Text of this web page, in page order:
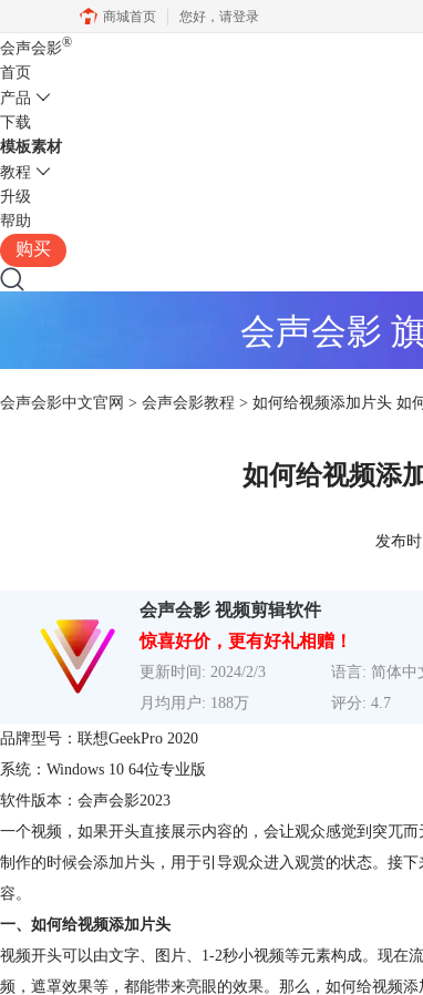
商城首页 您好， 请登录
会声会影®
首页
产品
下载
模板素材
教程
升级
帮助
购买
会声会影
会声会影中文官网 > 会声会影教程 > 如何给视频添加片头 如
如何给视频添
发布
会声会影 视频剪辑软件
惊喜好价，更有好礼相赠！
更新时间: 2024/2/3 语言: 简体中
月均用户: 188万
评分: 4.7
品牌型号：联想GeekPro 2020
系统：Windows 10 64位专业版
软件版本：会声会影2023
一个视频，如果开头直接展示内容的，会让观众感觉到突兀
制作的时候会添加片头，用于引导观众进入观赏的状态。接
容。
一、如何给视频添加片头
视频开头可以由文字、图片、1-2秒小视频等元素构成。现在
频，遮罩效果等，都能带来亮眼的效果。那么，如何给视频添